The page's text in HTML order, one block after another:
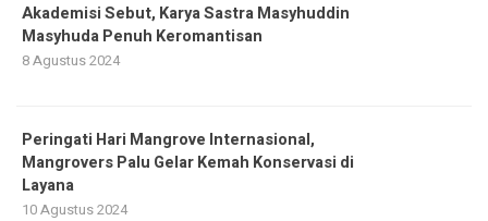
Akademisi Sebut, Karya Sastra Masyhuddin
Masyhuda Penuh Keromantisan
8 Agustus 2024
Peringati Hari Mangrove Internasional,
Mangrovers Palu Gelar Kemah Konservasi di
Layana
10 Agustus 2024